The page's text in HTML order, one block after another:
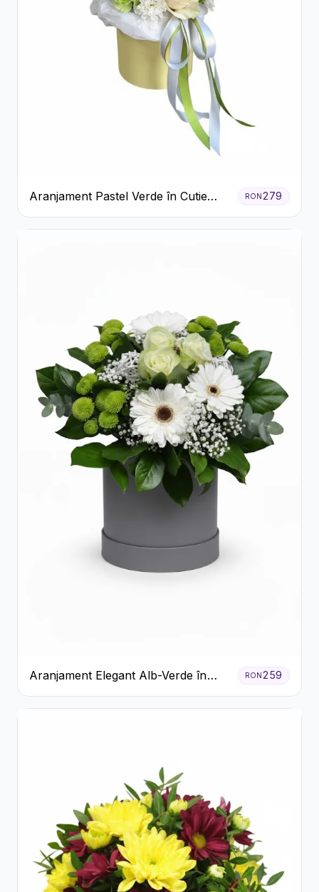
Aranjament Pastel Verde în Cutie
Galben Pal
RON279
Aranjament Elegant Alb-Verde în
Cutie Gri
RON259